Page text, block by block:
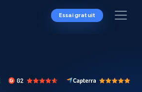
Essai gratuit